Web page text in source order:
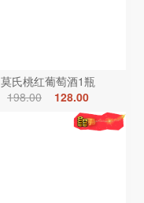
莫氏桃红葡萄酒1瓶
198.00
128.00